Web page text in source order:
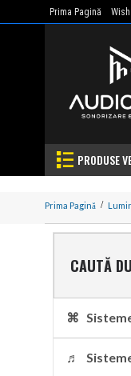
Prima Pagină
PRODUSE
Prima Pagină
CAUTĂ
⌘
♬